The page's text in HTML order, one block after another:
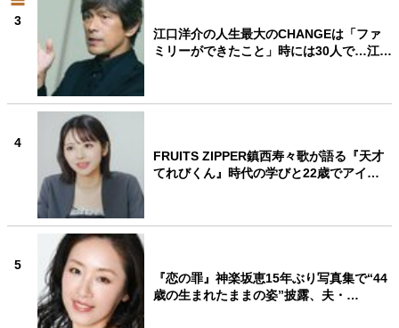
3
江口洋介の人生最大のCHANGEは「ファ
ミリーができたこと」時には30人で…江…
4
FRUITS ZIPPER鎮西寿々歌が語る『天才
てれびくん』時代の学びと22歳でアイ…
5
『恋の罪』神楽坂恵15年ぶり写真集で“44
歳の生まれたままの姿”披露、夫・…